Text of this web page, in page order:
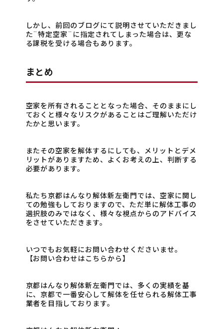
しかし、前回のブログにて説明させていただきまし
た¨特定空家¨に指定されてしまった場合は、更な
る課税を受ける場合もあります。
まとめ
空家を所有されることとなった場合、そのままにし
ておくと様々なリスクがあることはご理解いただけ
たかと思います。
またその空家を解体するにしても、メリットとデメ
リットがありますため、よくお考えの上、判断する
必要があります。
私たち京都はんなり解体新左衛門では、空家に関し
ての勉強もしておりますので、ただ単に解体工事の
選択肢のみではなく、様々な視点からのアドバイス
をさせていただきます。
いつでもお気軽にお問い合わせくださいませ。
【お問い合わせはこちらから】
京都はんなり解体新左衛門では、多くの実績を基
に、京都で一番安心して解体を任せられる解体工事
業者を目指しております。